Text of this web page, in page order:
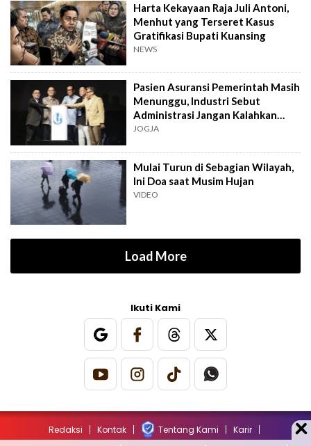
Harta Kekayaan Raja Juli Antoni,
Menhut yang Terseret Kasus
Gratifikasi Bupati Kuansing
NEWS
Pasien Asuransi Pemerintah Masih
Menunggu, Industri Sebut
Administrasi Jangan Kalahkan
Kemanusiaan
JOGJA
Mulai Turun di Sebagian Wilayah,
Ini Doa saat Musim Hujan
VIDEO
Load More
Ikuti Kami
Redaksi Kontak Tentang Kami
Karir